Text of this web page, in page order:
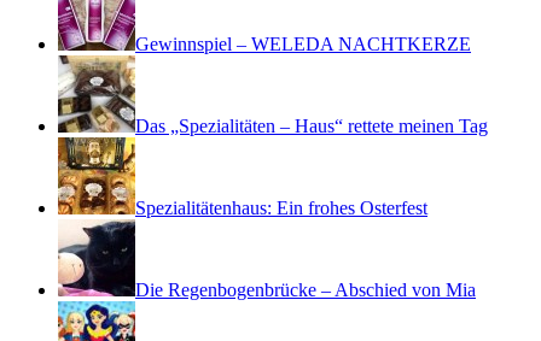
Gewinnspiel – WELEDA NACHTKERZE
Das „Spezialitäten – Haus“ rettete meinen Tag
Spezialitätenhaus: Ein frohes Osterfest
Die Regenbogenbrücke – Abschied von Mia